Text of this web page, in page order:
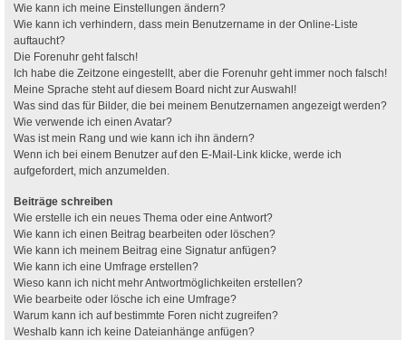
Wie kann ich meine Einstellungen ändern?
Wie kann ich verhindern, dass mein Benutzername in der Online-Liste
auftaucht?
Die Forenuhr geht falsch!
Ich habe die Zeitzone eingestellt, aber die Forenuhr geht immer noch falsch!
Meine Sprache steht auf diesem Board nicht zur Auswahl!
Was sind das für Bilder, die bei meinem Benutzernamen angezeigt werden?
Wie verwende ich einen Avatar?
Was ist mein Rang und wie kann ich ihn ändern?
Wenn ich bei einem Benutzer auf den E-Mail-Link klicke, werde ich
aufgefordert, mich anzumelden.
Beiträge schreiben
Wie erstelle ich ein neues Thema oder eine Antwort?
Wie kann ich einen Beitrag bearbeiten oder löschen?
Wie kann ich meinem Beitrag eine Signatur anfügen?
Wie kann ich eine Umfrage erstellen?
Wieso kann ich nicht mehr Antwortmöglichkeiten erstellen?
Wie bearbeite oder lösche ich eine Umfrage?
Warum kann ich auf bestimmte Foren nicht zugreifen?
Weshalb kann ich keine Dateianhänge anfügen?